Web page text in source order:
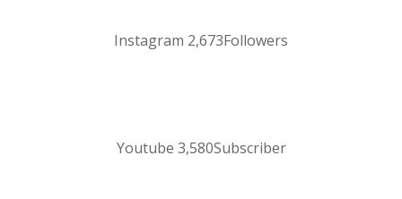
Instagram 2,673Followers
Youtube 3,580Subscriber